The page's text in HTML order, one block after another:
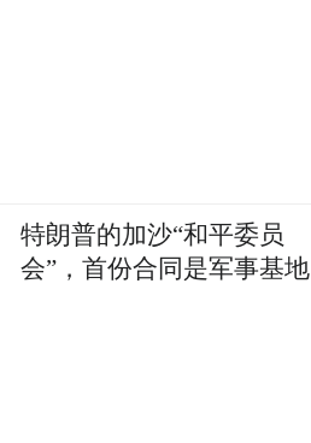
特朗普的加沙“和平委员
会”，首份合同是军事基地